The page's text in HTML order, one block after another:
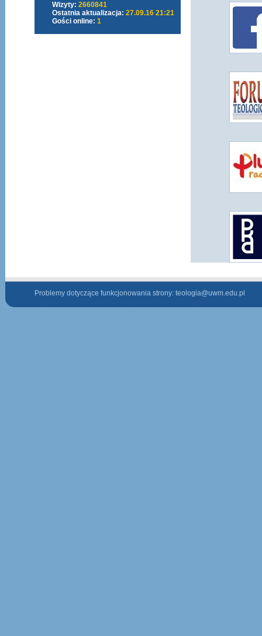
Wizyty: 2660841
Ostatnia aktualizacja: 27.09.16 21:21
Gości online: 1
Problemy dotyczące funkcjonowania strony: teologia@uwm.edu.pl